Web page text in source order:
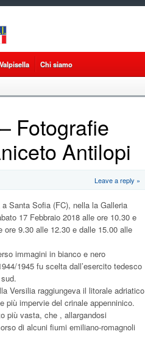
Valpisella Chi siamo
Fotografie
Antilopi
Leave a reply »
Santa Sofia (FC), nella la Galleria
17 Febbraio 2018 alle ore 10.30 e
9.30 alle 12.30 e dalle 15.00 alle
immagini in bianco e nero
1945 fu scelta dall’esercito tedesco
Versilia raggiungeva il litorale adriatico
più impervie del crinale appenninico.
più vasta, che , allargandosi
di alcuni fiumi emiliano-romagnoli